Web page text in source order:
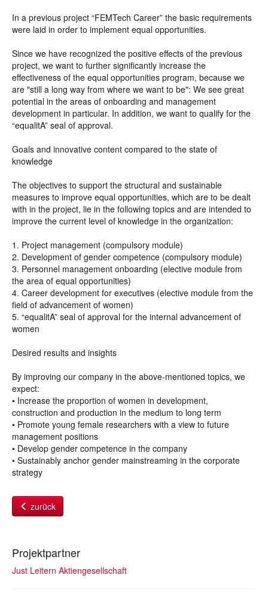
In a previous project “FEMTech Career” the basic requirements
were laid in order to implement equal opportunities.
Since we have recognized the positive effects of the previous
project, we want to further significantly increase the
effectiveness of the equal opportunities program, because we
are "still a long way from where we want to be": We see great
potential in the areas of onboarding and management
development in particular. In addition, we want to qualify for the
“equalitA” seal of approval.
Goals and innovative content compared to the state of
knowledge
The objectives to support the structural and sustainable
measures to improve equal opportunities, which are to be dealt
with in the project, lie in the following topics and are intended to
improve the current level of knowledge in the organization:
1. Project management (compulsory module)
2. Development of gender competence (compulsory module)
3. Personnel management onboarding (elective module from
the area of equal opportunities)
4. Career development for executives (elective module from the
field of advancement of women)
5. “equalitA” seal of approval for the internal advancement of
women
Desired results and insights
By improving our company in the above-mentioned topics, we
expect:
• Increase the proportion of women in development,
construction and production in the medium to long term
• Promote young female researchers with a view to future
management positions
• Develop gender competence in the company
• Sustainably anchor gender mainstreaming in the corporate
strategy
zurück
Projektpartner
Just Leitern Aktiengesellschaft